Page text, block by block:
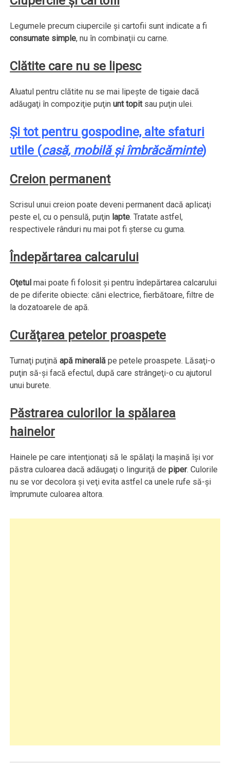
Legumele precum ciupercile şi cartofii sunt indicate a fi
consumate simple, nu în combinaţii cu carne.
Clătite care nu se lipesc
Aluatul pentru clătite nu se mai lipeşte de tigaie dacă
adăugaţi în compoziţie puţinunt topitsau puţin ulei.
Şi tot pentru gospodine, alte sfaturi
utile (casă, mobilă şi îmbrăcăminte)
Creion permanent
Scrisul unui creion poate deveni permanent dacă aplicaţi
peste el, cu o pensulă, puţin lapte. Tratate astfel,
respectivele rânduri nu mai pot fi şterse cu guma.
Îndepărtarea calcarului
Oţetul mai poate fi folosit şi pentru îndepărtarea calcarului
de pe diferite obiecte: căni electrice, fierbătoare, filtre de
la dozatoarele de apă.
Curăţarea petelor proaspete
Turnaţi puţinăapă minerală pe petele proaspete. Lăsaţi-o
puţin să-şi facă efectul, după care strângeţi-o cu ajutorul
unui burete.
Păstrarea culorilor la spălarea
hainelor
Hainele pe care intenţionaţi să le spălaţi la maşină îşi vor
păstra culoarea dacă adăugaţi o linguriţă depiper. Culorile
nu se vor decolora şi veţi evita astfel ca unele rufe să-şi
împrumute culoarea altora.